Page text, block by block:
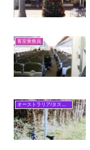
客室乗務員
オーストラリア/タスマニア自転車旅行